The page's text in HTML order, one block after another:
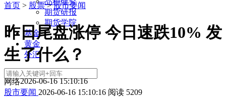
期货研报
期货学院
基金
黄金
外汇
首页 > 股票>股市要闻
昨日尾盘涨停 今日速跌10% 发
生了什么？
网络2026-06-16 15:10:16
股市要闻 2026-06-16 15:10:16 阅读 5209